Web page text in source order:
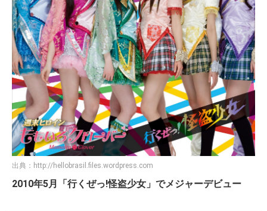
出典： http://hellobrasil.files.wordpress.com
2010年5月「行くぜっ!怪盗少女」でメジャーデビュー